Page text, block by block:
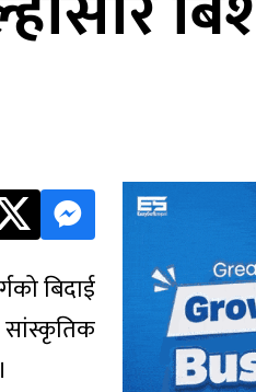
बिदाई